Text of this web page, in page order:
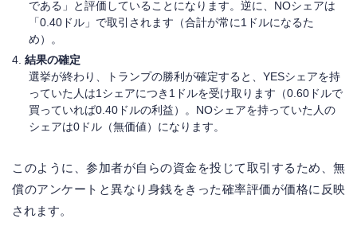
である」と評価していることになります。逆に、NOシェアは
「0.40ドル」で取引されます（合計が常に1ドルになるた
め）。
結果の確定
選挙が終わり、トランプの勝利が確定すると、YESシェアを持
っていた人は1シェアにつき1ドルを受け取ります（0.60ドルで
買っていれば0.40ドルの利益）。NOシェアを持っていた人の
シェアは0ドル（無価値）になります。
このように、参加者が自らの資金を投じて取引するため、無
償のアンケートと異なり身銭をきった確率評価が価格に反映
されます。